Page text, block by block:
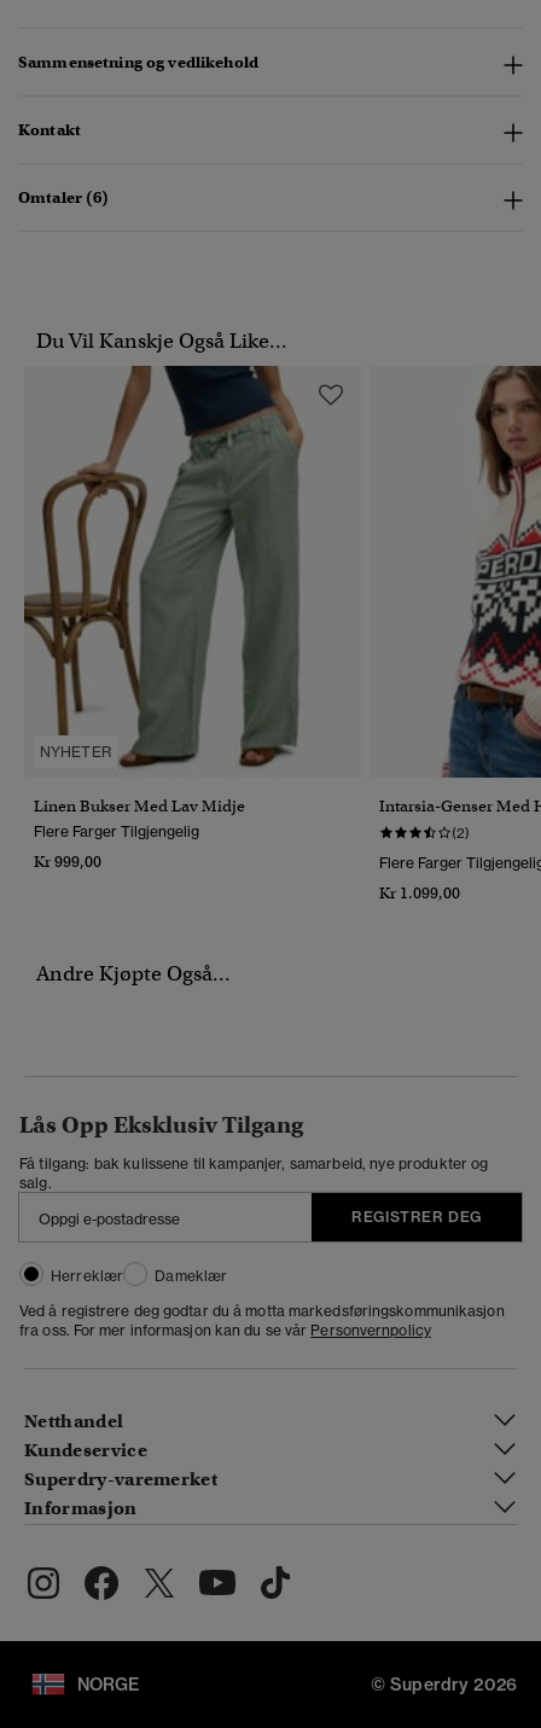
Sammensetning og vedlikehold
Kontakt
Omtaler (6)
Du Vil Kanskje Også Like...
NYHETER
Linen Bukser Med Lav Midje
Flere Farger Tilgjengelig
Kr 999,00
Intarsia-Genser Med
(2)
Flere Farger
Kr 1.099,00
Andre Kjøpte Også...
Lås Opp Eksklusiv Tilgang
Få tilgang: bak kulissene til kampanjer, samarbeid, nye produkter og
salg.
REGISTRER DEG
Herreklær
Dameklær
Ved å registrere deg godtar du å motta markedsføringskommunikasjon
fra oss. For mer informasjon kan du se vår Personvernpolicy
Netthandel
Kundeservice
Superdry-varemerket
Informasjon
NORGE © Superdry 2026